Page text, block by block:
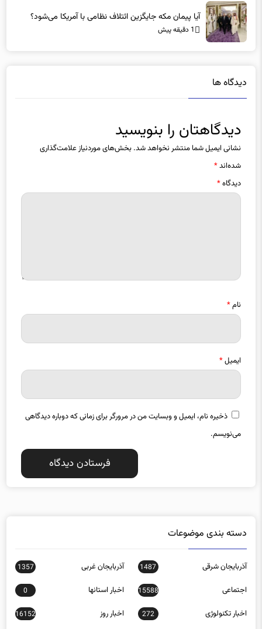
آیا پیمان مکه جایگزین ائتلاف نظامی با آمریکا می‌شود؟
1 دقیقه پیش
دیدگاه ها
دیدگاهتان را بنویسید
نشانی ایمیل شما منتشر نخواهد شد. بخش‌های موردنیاز علامت‌گذاری
شده‌اند*
دیدگاه*
نام*
ایمیل*
ذخیره نام، ایمیل و وبسایت من در مرورگر برای زمانی که دوباره دیدگاهی
می‌نویسم.
دسته بندی موضوعات
آذربایجان شرقی 1487 آذربایجان غربی 1357
اجتماعی 15588 اخبار استانها 0
اخبار تکنولوژی 272 اخبار روز 16152